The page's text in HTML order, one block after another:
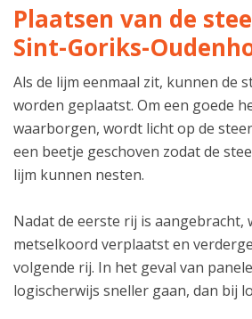
Plaatsen van de
Sint-Goriks-
Als de lijm eenmaal zit, kunnen de
worden geplaatst. Om een goede
waarborgen, wordt licht op de
een beetje geschoven zodat de
lijm kunnen nesten.
Nadat de eerste rij is aangebracht,
metselkoord verplaatst en
volgende rij. In het geval van
logischerwijs sneller gaan, dan bij